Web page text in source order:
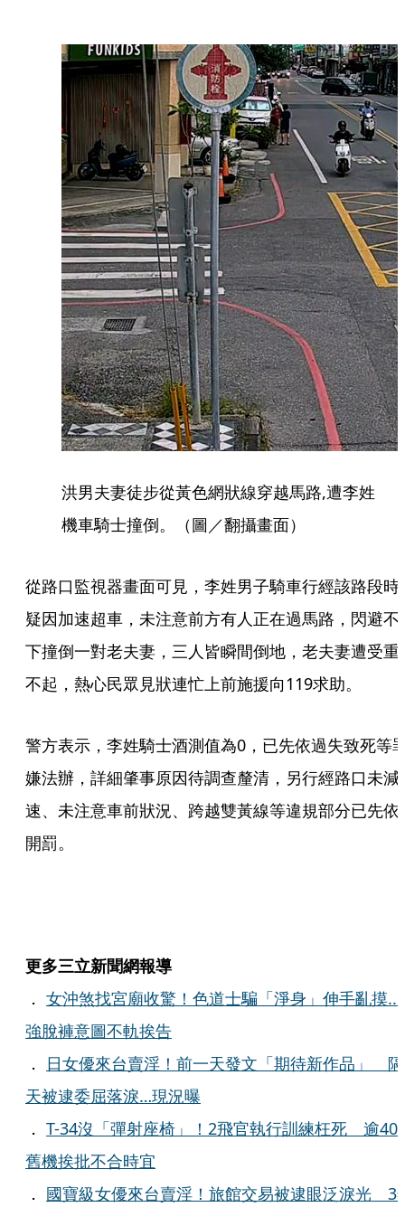
洪男夫妻徒步從黃色網狀線穿越馬路,遭李姓
機車騎士撞倒。（圖／翻攝畫面）
從路口監視器畫面可見，李姓男子騎車行經該路段時
疑因加速超車，未注意前方有人正在過馬路，閃避不
下撞倒一對老夫妻，三人皆瞬間倒地，老夫妻遭受重
不起，熱心民眾見狀連忙上前施援向119求助。
警方表示，李姓騎士酒測值為0，已先依過失致死等
嫌法辦，詳細肇事原因待調查釐清，另行經路口未減
速、未注意車前狀況、跨越雙黃線等違規部分已先依
開罰。
更多三立新聞網報導
． 女沖煞找宮廟收驚！色道士騙「淨身」伸手亂摸...
強脫褲意圖不軌挨告
． 日女優來台賣淫！前一天發文「期待新作品」 隔
天被逮委屈落淚…現況曝
． T-34沒「彈射座椅」！2飛官執行訓練枉死 逾40
舊機挨批不合時宜
． 國寶級女優來台賣淫！旅館交易被逮眼泛淚光 3